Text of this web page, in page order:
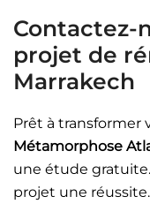
Contactez-
projet de
Marrakech
Prêt à transformer
Métamorphose
une étude
projet une réussite.